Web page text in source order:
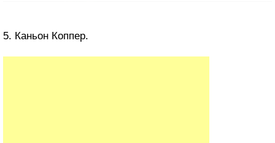
5. Каньон Коппер.